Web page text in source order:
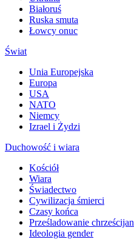
Białoruś
Ruska smuta
Łowcy onuc
Świat
Unia Europejska
Europa
USA
NATO
Niemcy
Izrael i Żydzi
Duchowość i wiara
Kościół
Wiara
Świadectwo
Cywilizacja śmierci
Czasy końca
Prześladowanie chrześcijan
Ideologia gender